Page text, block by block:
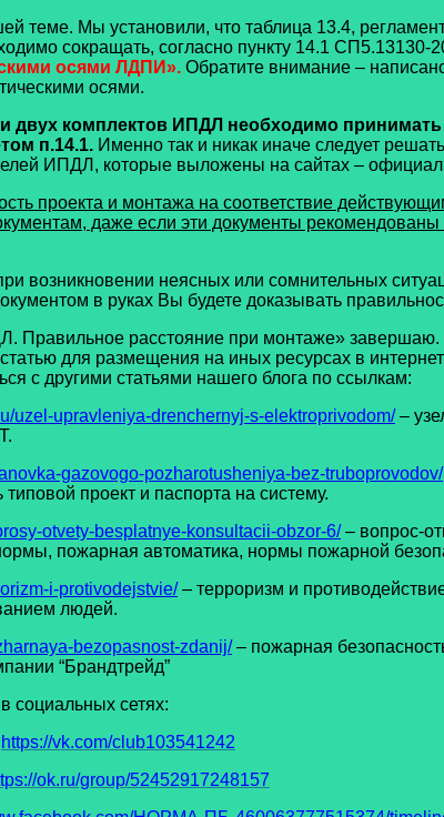
теме. Мы установили, что таблица 13.4,
сокращать, согласно пункту 14.1
осями ЛДПИ». Обратите внимание –
осями.
двух комплектов ИПДЛ необходимо
п.14.1. Именно так и никак иначе следует
ИПДЛ, которые выложены на сайтах –
проекта и монтажа на соответствие
даже если эти документы
неясных или сомнительных
в руках Вы будете доказывать
расстояние при монтаже» завершаю.
для размещения на иных ресурсах в
с другими статьями нашего блога по ссылкам:
uzel-upravleniya-drenchernyj-s-elektroprivodom/–
gazovogo-pozharotusheniya-bez-truboprovodov/
проект и паспорта на систему.
otvety-besplatnye-konsultacii-obzor-6/– вопрос-
пожарная автоматика, нормы пожарной
i-protivodejstvie/– терроризм и
людей.
bezopasnost-zdanij/– пожарная
“Брандтрейд”
социальных сетях:
https://vk.com/club103541242
ok.ru/group/52452917248157